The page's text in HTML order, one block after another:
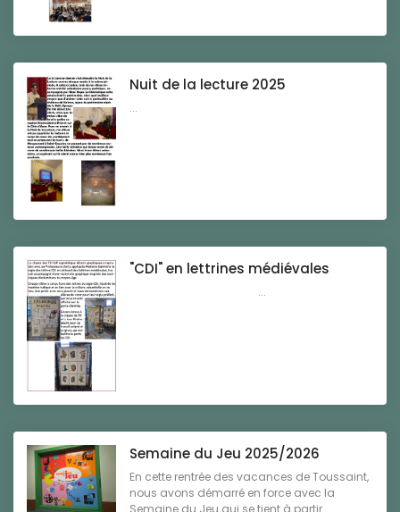
Nuit de la lecture 2025
...
"CDI" en lettrines médiévales
...
Semaine du Jeu 2025/2026
En cette rentrée des vacances de Toussaint,
nous avons démarré en force avec la